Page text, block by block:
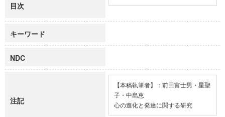
目次
キーワード
NDC
注記
【本稿執筆者】：前田富士男・星聖
子・中島恵
心の進化と発達に関する研究